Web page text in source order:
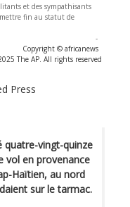
et des sympathisants
fin au statut de
-
Copyright © africanews
The AP. All rights reserved
Press
quatre-vingt-quinze
vol en provenance
Haïtien, au nord
sur le tarmac.